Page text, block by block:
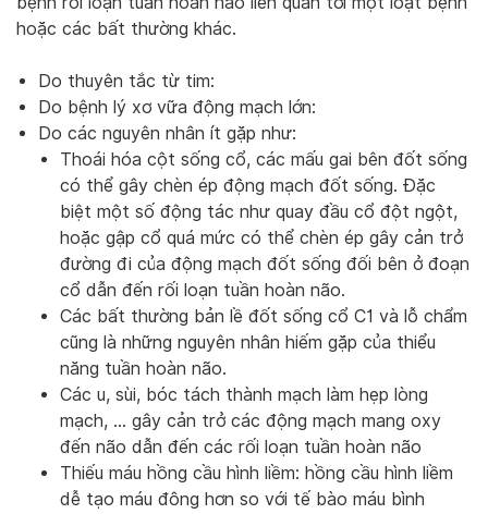
hoặc các bất thường khác.
Do thuyên tắc từ tim:
Do bệnh lý xơ vữa động mạch lớn:
Do các nguyên nhân ít gặp như:
Thoái hóa cột sống cổ, các mấu gai bên đốt sống
có thể gây chèn ép động mạch đốt sống. Đặc
biệt một số động tác như quay đầu cổ đột ngột,
hoặc gập cổ quá mức có thể chèn ép gây cản trở
đường đi của động mạch đốt sống đối bên ở đoạn
cổ dẫn đến rối loạn tuần hoàn não.
Các bất thường bản lề đốt sống cổ C1 và lỗ chẩm
cũng là những nguyên nhân hiếm gặp của thiểu
năng tuần hoàn não.
Các u, sùi, bóc tách thành mạch làm hẹp lòng
mạch, … gây cản trở các động mạch mang oxy
đến não dẫn đến các rối loạn tuần hoàn não
Thiếu máu hồng cầu hình liềm: hồng cầu hình liềm
dễ tạo máu đông hơn so với tế bào máu bình